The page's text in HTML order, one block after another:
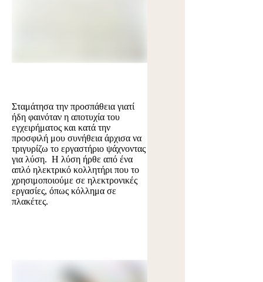
Σταμάτησα την προσπάθεια γιατί
ήδη φαινόταν η αποτυχία του
εγχειρήματος και κατά την
προσφιλή μου συνήθεια άρχισα να
τριγυρίζω το εργαστήριο ψάχνοντας
για λύση. Η λύση ήρθε από ένα
απλό ηλεκτρικό κολλητήρι που το
χρησιμοποιούμε σε ηλεκτρονικές
εργασίες, όπως κόλλημα σε
πλακέτες.